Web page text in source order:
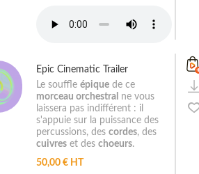
Epic Cinematic Trailer
Le souffle épiquede ce
morceau orchestral ne vous
laissera pas indifférent : il
s'appuie sur la puissance des
percussions, des cordes, des
cuivreset des choeurs.
50,00 € HT